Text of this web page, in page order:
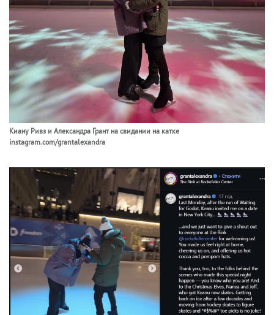
Киану Ривз и Александра Грант на свидании на катке
instagram.com/grantalexandra